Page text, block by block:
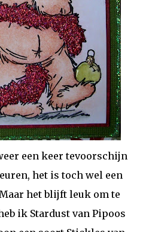
een keer tevoorschijn
het is toch wel een
het blijft leuk om te
ik Stardust van Pipoos